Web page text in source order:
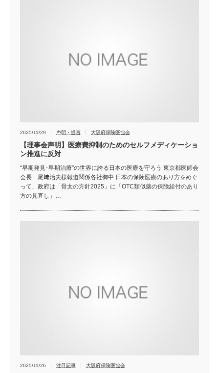
2025/11/29 声明・提言 大阪府保険医協会
【理事会声明】医療費抑制のためのセルフメディケーショ
ン推進に反対
“早期発見･早期治療”の世界に誇る日本の医療を守ろう 東京都医師会
会長 尾﨑治夫様報道関係各社御中 日本の保険医療のあり方をめぐ
って、政府は「骨太の方針2025」に「OTC類似薬の保険給付のあり
方の見直し」…
2025/11/26 注目記事 大阪府保険医協会